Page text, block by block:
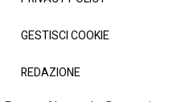
GESTISCI COOKIE
REDAZIONE